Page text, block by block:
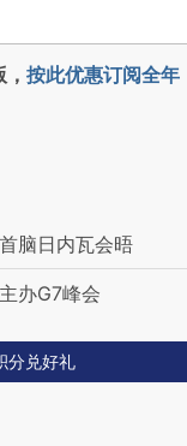
按此优惠订阅全年
脑日内瓦会晤
办G7峰会
分兑好礼